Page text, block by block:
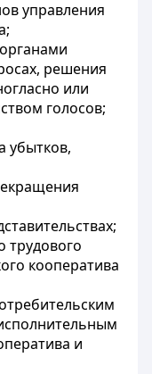
управления
решения
или
голосов;
убытков,
трудового
кооператива
и